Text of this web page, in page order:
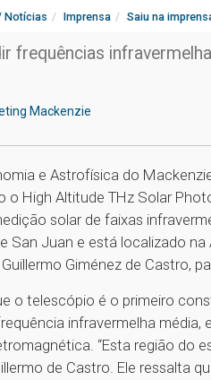
Notícias Imprensa Saiu na
frequências
Mackenzie
e Astrofísica do
o High Altitude THz Solar
solar de faixas
San Juan e está localizado na
Giménez de Castro,
o telescópio é o primeiro
infravermelha
“Esta região do
de Castro. Ele ressalta